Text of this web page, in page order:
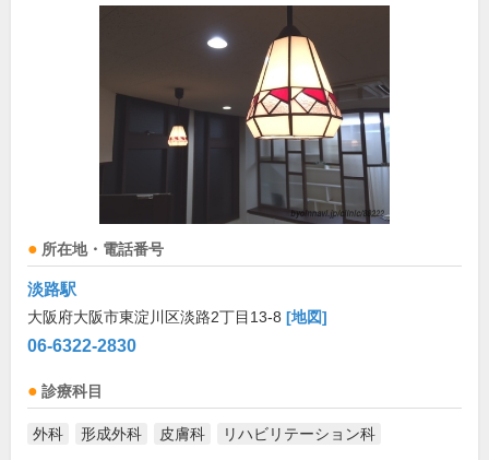
所在地・電話番号
淡路駅
大阪府大阪市東淀川区淡路2丁目13-8 [地図]
06-6322-2830
診療科目
外科 形成外科 皮膚科 リハビリテーション科